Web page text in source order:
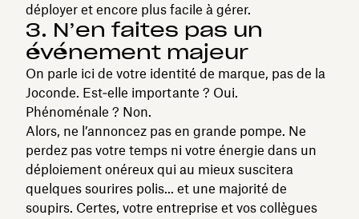
déployer et encore plus facile à gérer.
3. N’en faites pas un
événement majeur
On parle ici de votre identité de marque, pas de la
Joconde. Est‑elle importante ? Oui.
Phénoménale ? Non.
Alors, ne l’annoncez pas en grande pompe. Ne
perdez pas votre temps ni votre énergie dans un
déploiement onéreux qui au mieux suscitera
quelques sourires polis... et une majorité de
soupirs. Certes, votre entreprise et vos collègues